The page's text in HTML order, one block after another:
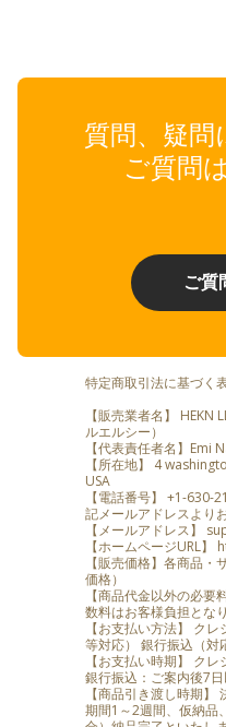
質問、疑
ご質問
ご質
特定商取引法に基づく
【販売業者名】 HEKN
ルエルシー）
【代表責任者名】Emi
【所在地】 4
USA
【電話番号】 +1-630-
記メールアドレスより
【メールアドレス】
【ホームページURL
【販売価格】各商品・
価格）
【商品代金以外の必
数料はお客様負担となり
【お支払い方法】 ク
等対応） 銀行振込（対
【お支払い時期】 ク
銀行振込：ご案内後7
【商品引き渡し時期
期間1～2週間、仮納品